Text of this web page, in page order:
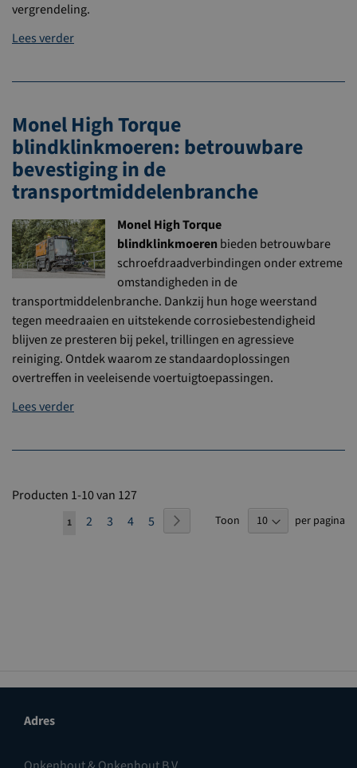
vergrendeling.
Lees verder
Monel High Torque
blindklinkmoeren: betrouwbare
bevestiging in de
transportmiddelenbranche
Monel High Torque
blindklinkmoerenbieden betrouwbare
schroefdraadverbindingen onder extreme
omstandigheden in de
transportmiddelenbranche. Dankzij hun hoge weerstand
tegen meedraaien en uitstekende corrosiebestendigheid
blijven ze presteren bij pekel, trillingen en agressieve
reiniging. Ontdek waarom ze standaardoplossingen
overtreffen in veeleisende voertuigtoepassingen.
Lees verder
Producten 1-10van 127
Pagina
U
1 Pagina
2 Pagina
3 Pagina
4 Pagina
5 Pagina
Volgende
Toon per pagina
Adres